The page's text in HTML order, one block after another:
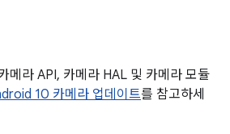
메라 API, 카메라 HAL 및 카메라 모듈
10 카메라 업데이트를 참고하세